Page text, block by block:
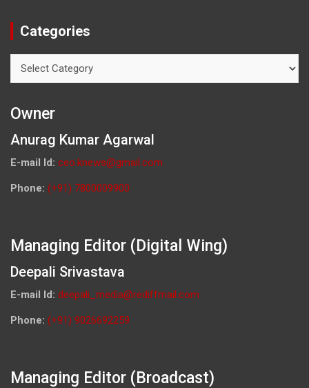
Categories
Owner
Anurag Kumar Agarwal
E-mail Id: ceo.knews@gmail.com
Phone: (+91) 7800009900
Managing Editor (Digital Wing)
Deepali Srivastava
E-mail Id: deepali_media@rediffmail.com
Phone: (+91) 9026692259
Managing Editor (Broadcast)